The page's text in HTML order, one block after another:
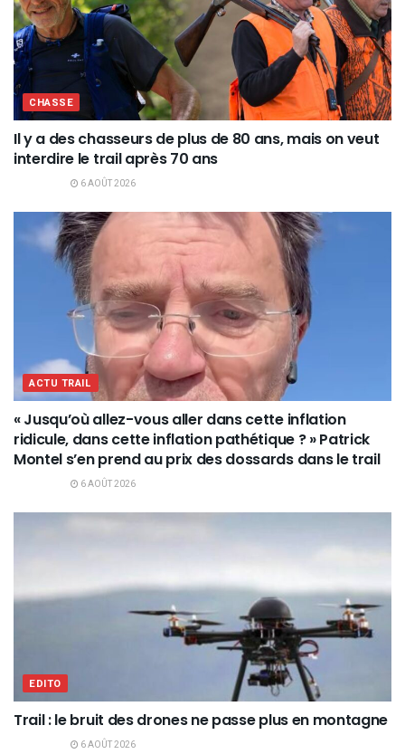
CHASSE
Il y a des chasseurs de plus de 80 ans, mais on veut
interdire le trail après 70 ans
6 AOÛT 2026
ACTU TRAIL
« Jusqu’où allez-vous aller dans cette inflation
ridicule, dans cette inflation pathétique ? » Patrick
Montel s’en prend au prix des dossards dans le trail
6 AOÛT 2026
EDITO
Trail : le bruit des drones ne passe plus en montagne
6 AOÛT 2026